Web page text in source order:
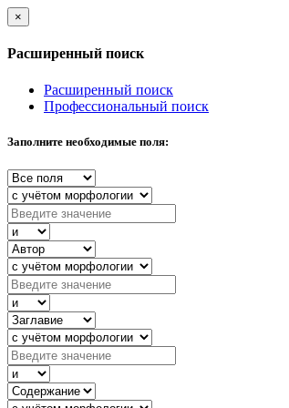
×
Расширенный поиск
Расширенный поиск
Профессиональный поиск
Заполните необходимые поля: